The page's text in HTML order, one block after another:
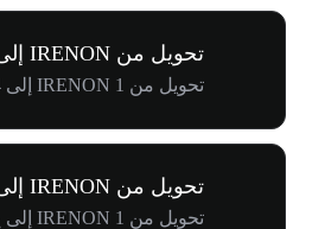
تحويل من IRENON إلى ZAR
تحويل من 1 IRENON إلى R682.34
تحويل من IRENON إلى IQD
تحويل من 1 IRENON إلى ع.د55.17K